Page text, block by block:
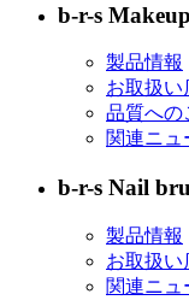
b-r-s
製品情報
お取扱い
品質への
関連ニュ
b-r-s Nail
製品情報
お取扱い
関連ニュ